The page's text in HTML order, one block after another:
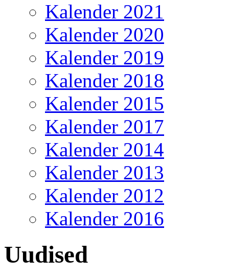
Kalender 2021
Kalender 2020
Kalender 2019
Kalender 2018
Kalender 2015
Kalender 2017
Kalender 2014
Kalender 2013
Kalender 2012
Kalender 2016
Uudised